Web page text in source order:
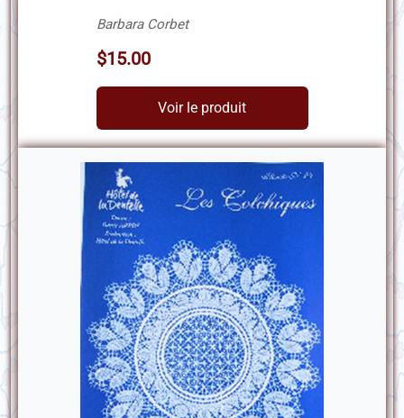
Barbara Corbet
$15.00
Voir le produit